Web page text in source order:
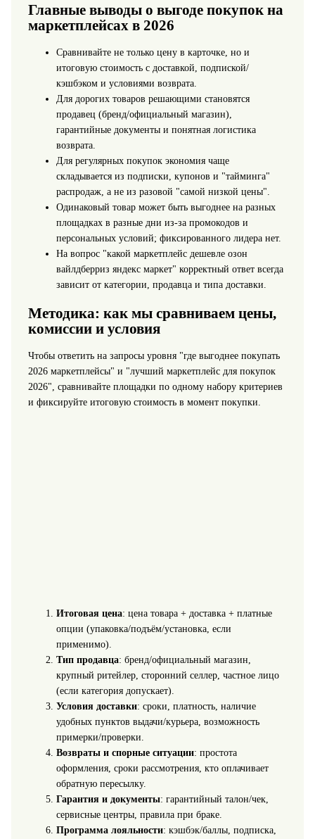
Главные выводы о выгоде покупок на
маркетплейсах в 2026
Сравнивайте не только цену в карточке, но и
итоговую стоимость с доставкой, подпиской/
кэшбэком и условиями возврата.
Для дорогих товаров решающими становятся
продавец (бренд/официальный магазин),
гарантийные документы и понятная логистика
возврата.
Для регулярных покупок экономия чаще
складывается из подписки, купонов и "тайминга"
распродаж, а не из разовой "самой низкой цены".
Одинаковый товар может быть выгоднее на разных
площадках в разные дни из‑за промокодов и
персональных условий; фиксированного лидера нет.
На вопрос "какой маркетплейс дешевле озон
вайлдберриз яндекс маркет" корректный ответ всегда
зависит от категории, продавца и типа доставки.
Методика: как мы сравниваем цены,
комиссии и условия
Чтобы ответить на запросы уровня "где выгоднее покупать
2026 маркетплейсы" и "лучший маркетплейс для покупок
2026", сравнивайте площадки по одному набору критериев
и фиксируйте итоговую стоимость в момент покупки.
Итоговая цена: цена товара + доставка + платные
опции (упаковка/подъём/установка, если
применимо).
Тип продавца: бренд/официальный магазин,
крупный ритейлер, сторонний селлер, частное лицо
(если категория допускает).
Условия доставки: сроки, платность, наличие
удобных пунктов выдачи/курьера, возможность
примерки/проверки.
Возвраты и спорные ситуации: простота
оформления, сроки рассмотрения, кто оплачивает
обратную пересылку.
Гарантия и документы: гарантийный талон/чек,
сервисные центры, правила при браке.
Программа лояльности: кэшбэк/баллы, подписка,